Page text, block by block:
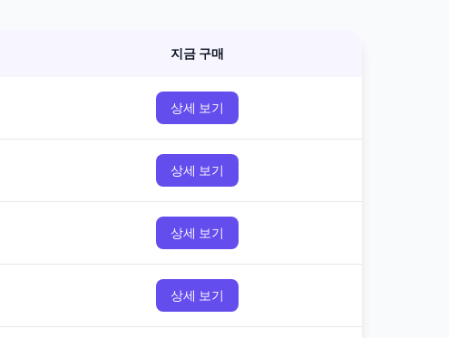
지금 구매
상세 보기
상세 보기
상세 보기
상세 보기